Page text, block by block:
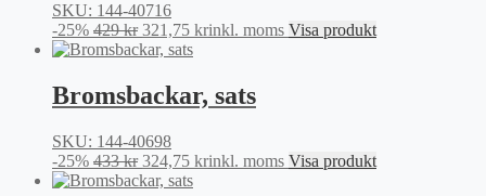
SKU: 144-40716
-25% 429kr Det
ursprungliga
var:
429 kr.
321,75 krDet
321,75 kr.
inkl. moms Visa produkt
Bromsbackar, sats
SKU: 144-40698
-25% 433kr Det
ursprungliga
324,75 krDet
inkl. moms Visa produkt